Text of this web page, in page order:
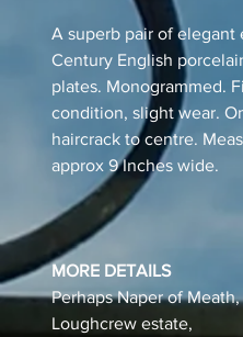
A superb pair of elegant
Century English
plates. Monogrammed.
condition, slight wear.
haircrack to centre.
approx 9 Inches wide.
MORE DETAILS
Perhaps Naper of Meath,
Loughcrew estate,